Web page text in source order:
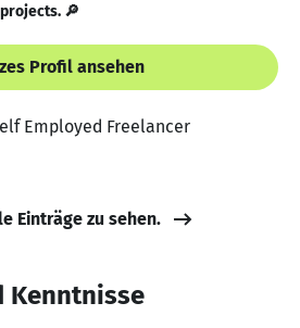
🔎
Profil ansehen
Employed Freelancer
Einträge zu sehen.
Kenntnisse